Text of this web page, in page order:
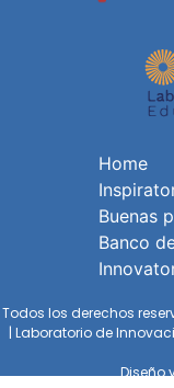
Home
Buenas
Banco
Todos los derechos
| Laboratorio de
Diseño